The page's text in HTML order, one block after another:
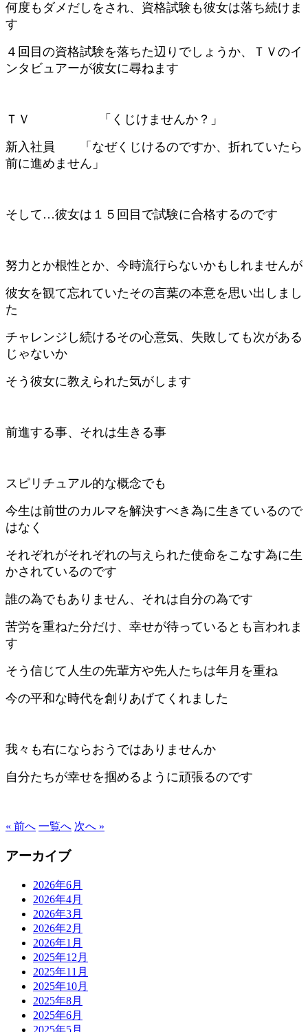
何度もダメだしをされ、資格試験も彼女は落ち続けま
す
４回目の資格試験を落ちた辺りでしょうか、ＴＶのイ
ンタビュアーが彼女に尋ねます
ＴＶ 「くじけませんか？」
新入社員 「なぜくじけるのですか、折れていたら
前に進めません」
そして…彼女は１５回目で試験に合格するのです
努力とか根性とか、今時流行らないかもしれませんが
彼女を観て忘れていたその言葉の本意を思い出しまし
た
チャレンジし続けるその心意気、失敗しても次がある
じゃないか
そう彼女に教えられた気がします
前進する事、それは生きる事
スピリチュアル的な概念でも
今生は前世のカルマを解決すべき為に生きているので
はなく
それぞれがそれぞれの与えられた使命をこなす為に生
かされているのです
誰の為でもありません、それは自分の為です
苦労を重ねた分だけ、幸せが待っているとも言われま
す
そう信じて人生の先輩方や先人たちは年月を重ね
今の平和な時代を創りあげてくれました
我々も右にならおうではありませんか
自分たちが幸せを掴めるように頑張るのです
« 前へ 一覧へ 次へ »
アーカイブ
2026年6月
2026年4月
2026年3月
2026年2月
2026年1月
2025年12月
2025年11月
2025年10月
2025年8月
2025年6月
2025年5月